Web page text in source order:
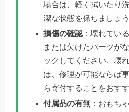
場合は、軽く拭いたり
潔な状態を保ちましょう
損傷の確認 ：壊れてい
または欠けたパーツが
ックしてください。壊
は、修理が可能ならば
ら寄付することをおす
付属品の有無 ：おもち